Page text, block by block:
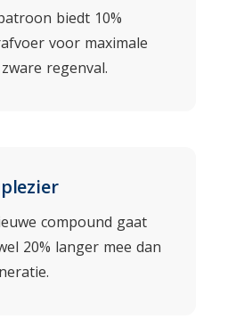
biedt 10%
voor maximale
regenval.
compound gaat
20% langer mee dan